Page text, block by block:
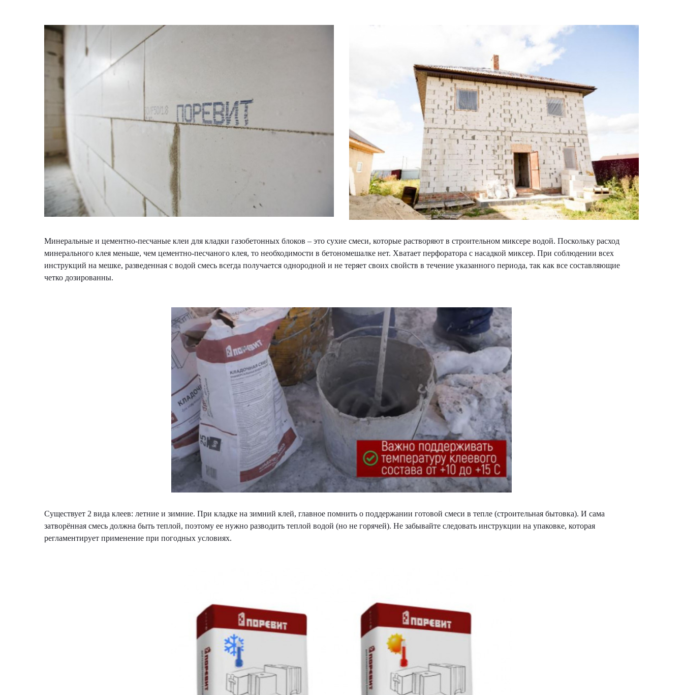
Минеральные и цементно-песчаные клеи для кладки газобетонных блоков – это сухие смеси, которые растворяют в строительном миксере водой. Поскольку расход
минерального клея меньше, чем цементно-песчаного клея, то необходимости в бетономешалке нет. Хватает перфоратора с насадкой миксер. При соблюдении всех
инструкций на мешке, разведенная с водой смесь всегда получается однородной и не теряет своих свойств в течение указанного периода, так как все составляющие
четко дозированны.
Существует 2 вида клеев: летние и зимние. При кладке на зимний клей, главное помнить о поддержании готовой смеси в тепле (строительная бытовка). И сама
затворённая смесь должна быть теплой, поэтому ее нужно разводить теплой водой (но не горячей). Не забывайте следовать инструкции на упаковке, которая
регламентирует применение при погодных условиях.